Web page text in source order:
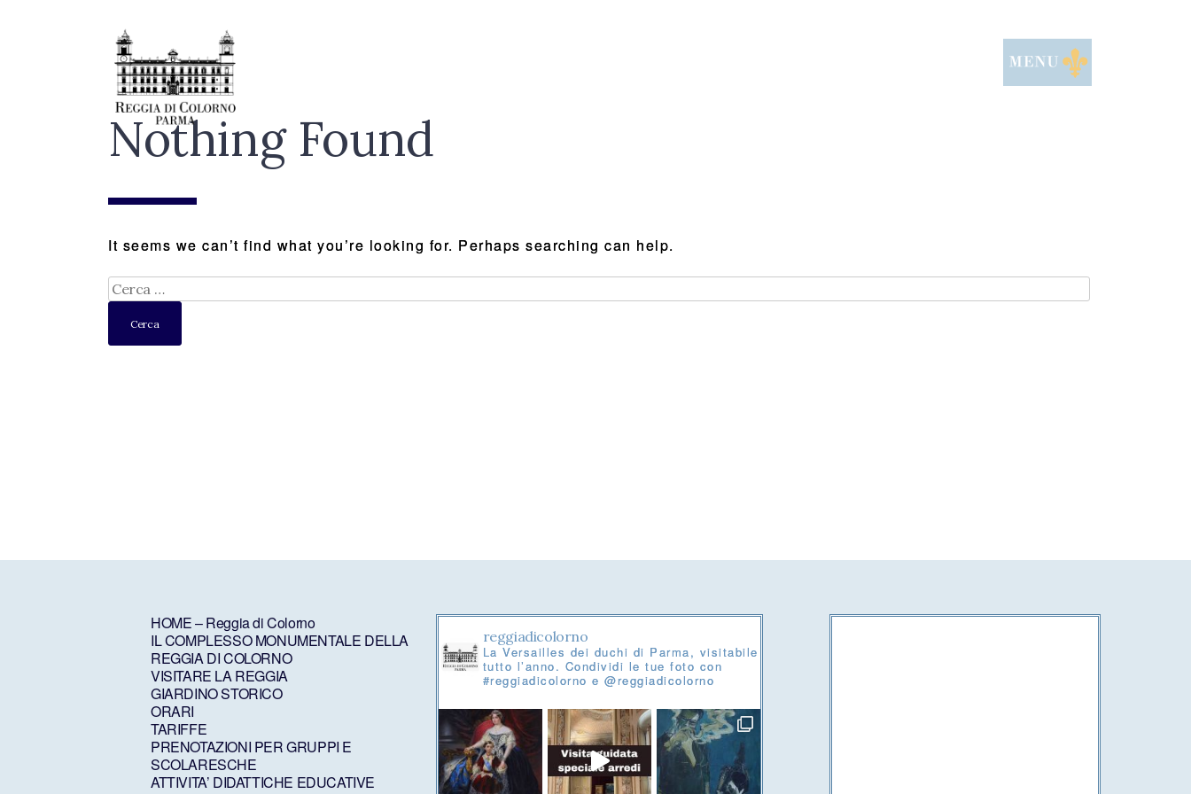
Nothing Found
It seems we can’t find what you’re looking for. Perhaps searching can help.
Ricerca
per:
HOME – Reggia di Colorno
IL COMPLESSO MONUMENTALE DELLA
REGGIA DI COLORNO
VISITARE LA REGGIA
GIARDINO STORICO
ORARI
TARIFFE
PRENOTAZIONI PER GRUPPI E
SCOLARESCHE
ATTIVITA’ DIDATTICHE EDUCATIVE
reggiadicolorno
La Versailles dei duchi di Parma, visitabile
tutto l’anno. Condividi le tue foto con
#reggiadicolorno e @reggiadicolorno